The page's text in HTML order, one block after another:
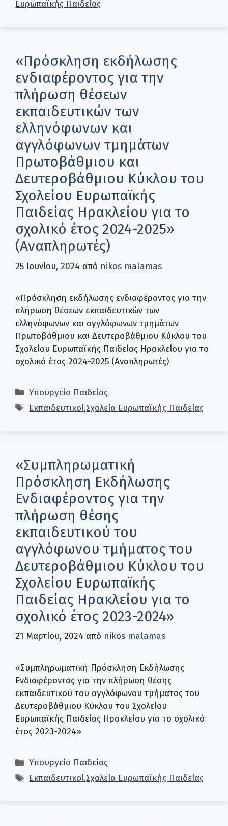
Ευρωπαϊκής Παιδείας
«Πρόσκληση εκδήλωσης
ενδιαφέροντος για την
πλήρωση θέσεων
εκπαιδευτικών των
ελληνόφωνων και
αγγλόφωνων τμημάτων
Πρωτοβάθμιου και
Δευτεροβάθμιου Κύκλου του
Σχολείου Ευρωπαϊκής
Παιδείας Ηρακλείου για το
σχολικό έτος 2024-2025»
(Αναπληρωτές)
25 Ιουνίου, 2024 από nikos malamas
«Πρόσκληση εκδήλωσης ενδιαφέροντος για την
πλήρωση θέσεων εκπαιδευτικών των
ελληνόφωνων και αγγλόφωνων τμημάτων
Πρωτοβάθμιου και Δευτεροβάθμιου Κύκλου του
Σχολείου Ευρωπαϊκής Παιδείας Ηρακλείου για το
σχολικό έτος 2024-2025 (Αναπληρωτές)
Κατηγορίες
Υπουργείο Παιδείας
Ετικέτες
Εκπαιδευτικοί,Σχολεία Ευρωπαϊκής Παιδείας
«Συμπληρωματική
Πρόσκληση Εκδήλωσης
Ενδιαφέροντος για την
πλήρωση θέσης
εκπαιδευτικού του
αγγλόφωνου τμήματος του
Δευτεροβάθμιου Κύκλου του
Σχολείου Ευρωπαϊκής
Παιδείας Ηρακλείου για το
σχολικό έτος 2023-2024»
21 Μαρτίου, 2024 από nikos malamas
«Συμπληρωματική Πρόσκληση Εκδήλωσης
Ενδιαφέροντος για την πλήρωση θέσης
εκπαιδευτικού του αγγλόφωνου τμήματος του
Δευτεροβάθμιου Κύκλου του Σχολείου
Ευρωπαϊκής Παιδείας Ηρακλείου για το σχολικό
έτος 2023-2024»
Κατηγορίες
Υπουργείο Παιδείας
Ετικέτες
Εκπαιδευτικοί,Σχολεία Ευρωπαϊκής Παιδείας